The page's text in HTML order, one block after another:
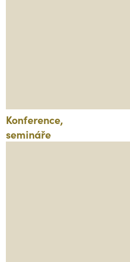
Konference,
semináře